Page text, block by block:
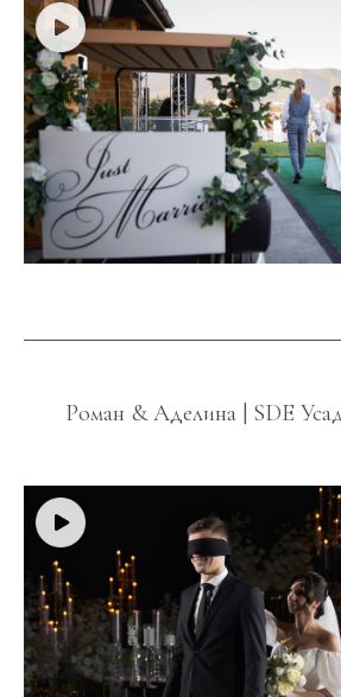
Роман & Аделина | SDE